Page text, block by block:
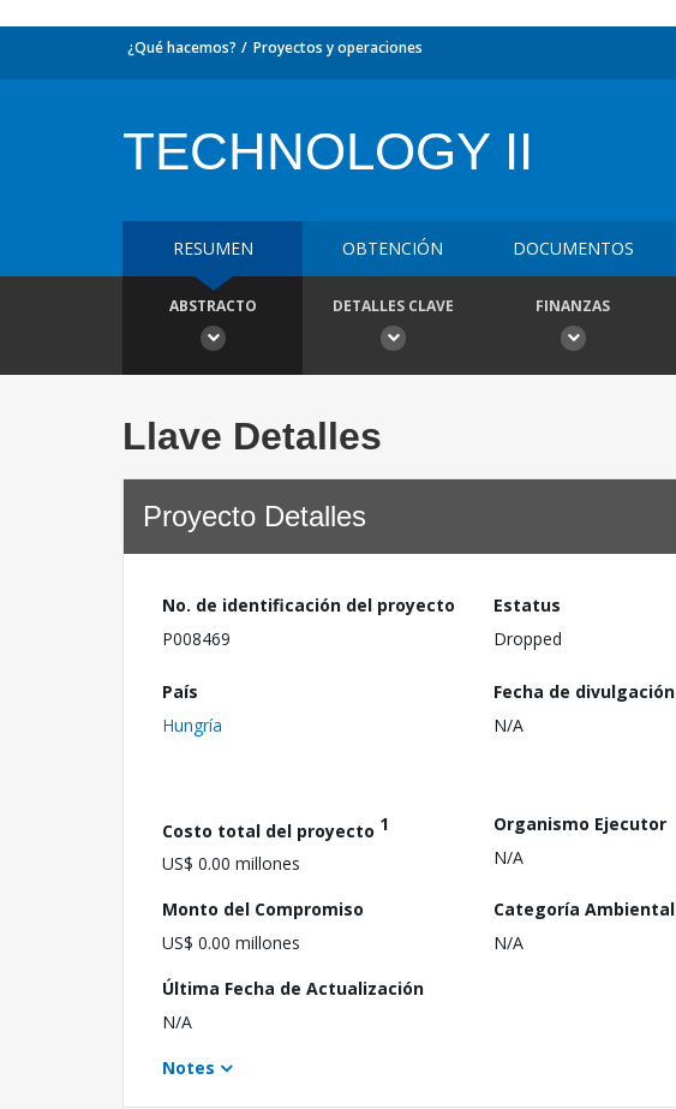
¿Qué hacemos? Proyectos y operaciones
TECHNOLOGY II
RESUMEN OBTENCIÓN DOCUMENTOS
ABSTRACTO DETALLES CLAVE FINANZAS
Llave Detalles
Proyecto Detalles
No. de identificación del proyecto
P008469
Estatus
Dropped
País
Hungría
Fecha de divulgación
N/A
Costo total del proyecto 1
US$ 0.00 millones
Organismo Ejecutor
N/A
Monto del Compromiso
US$ 0.00 millones
Categoría Ambiental
N/A
Última Fecha de Actualización
N/A
Notes